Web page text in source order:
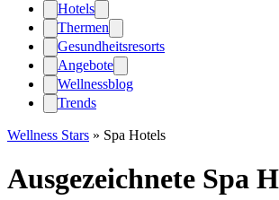
Hotels
Thermen
Gesundheitsresorts
Angebote
Wellnessblog
Trends
Wellness Stars » Spa Hotels
Ausgezeichnete Spa